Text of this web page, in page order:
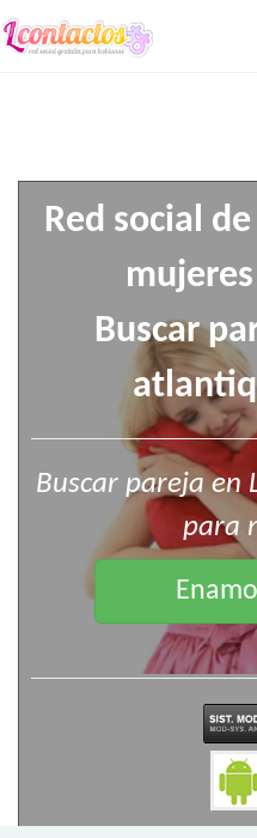
Red social
Buscar
Buscar pareja en
para